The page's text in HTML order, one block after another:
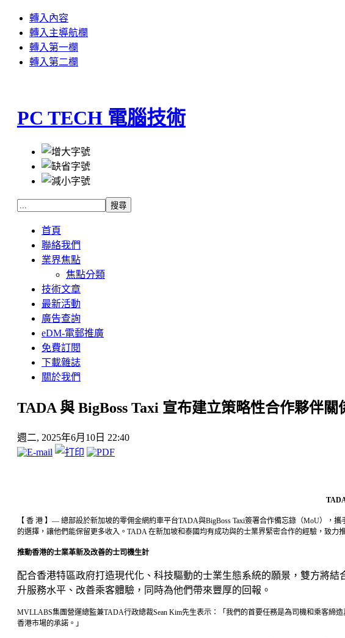
轉入內容
轉入主導航欄
轉入第一欄
轉入第二欄
PC TECH 電腦技術
首頁
聯絡我們
業界焦點
焦點分類
技術文章
最新活動
廣告查詢
eDM-電郵推廣
免費訂閱
下載雜誌
關於我們
TADA 與 BigBoss Taxi 宣布建立策略性合作夥伴關
週二, 2025年6月10日 22:40
【 香 港 】— 總部設於新加坡的零佣金網約車平台TADA與BigBoss Taxi簽署合作備忘錄（MoU）
的選擇，讓他們能保留更多收入。TADA 在新加坡和泰國均有成功與的士業界緊密合作的經驗，致力
推動香港的士業革新及改善的士司機生計
配合香港特區政府打造現代化、科技驅動的士業生態系統的願景，雙方將
升服務水平、改善乘客體驗，同時為他們帶來豐厚的回報。
MVLLABS集團營運總監兼TADA行政總裁Sean Kim先生表示：「我們的首要任務是為司機和乘客締
香港市場的承諾。」